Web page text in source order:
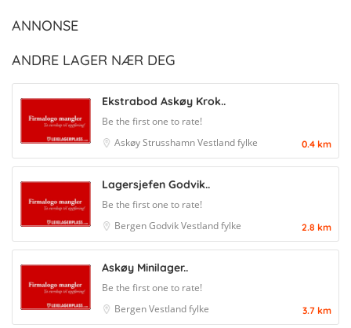
ANNONSE
ANDRE LAGER NÆR DEG
Ekstrabod Askøy Krok..
Be the first one to rate!
AskøyStrusshamnVestland fylke 0.4 km
Lagersjefen Godvik..
Be the first one to rate!
BergenGodvikVestland fylke 2.8 km
Askøy Minilager..
Be the first one to rate!
BergenVestland fylke 3.7 km